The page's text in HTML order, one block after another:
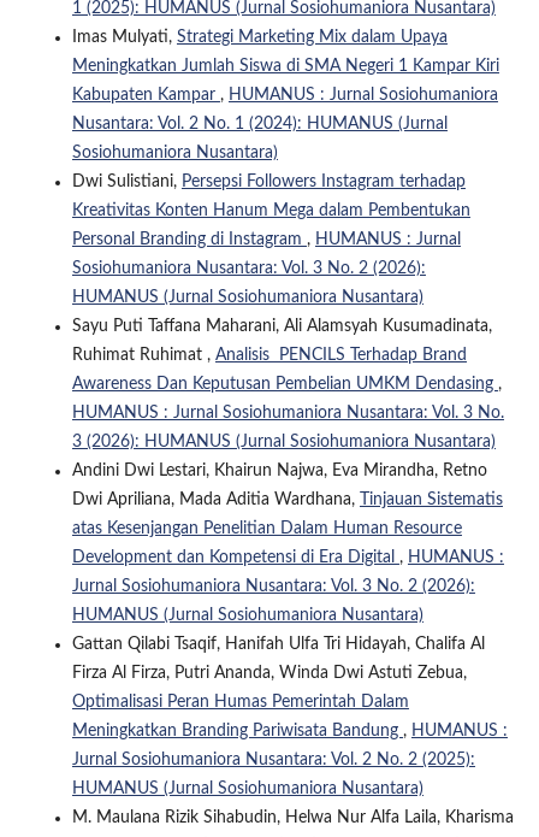
1 (2025): HUMANUS (Jurnal Sosiohumaniora Nusantara)
Imas Mulyati, Strategi Marketing Mix dalam Upaya
Meningkatkan Jumlah Siswa di SMA Negeri 1 Kampar Kiri
Kabupaten Kampar , HUMANUS : Jurnal Sosiohumaniora
Nusantara: Vol. 2 No. 1 (2024): HUMANUS (Jurnal
Sosiohumaniora Nusantara)
Dwi Sulistiani, Persepsi Followers Instagram terhadap
Kreativitas Konten Hanum Mega dalam Pembentukan
Personal Branding di Instagram , HUMANUS : Jurnal
Sosiohumaniora Nusantara: Vol. 3 No. 2 (2026):
HUMANUS (Jurnal Sosiohumaniora Nusantara)
Sayu Puti Taffana Maharani, Ali Alamsyah Kusumadinata,
Ruhimat Ruhimat , Analisis PENCILS Terhadap Brand
Awareness Dan Keputusan Pembelian UMKM Dendasing ,
HUMANUS : Jurnal Sosiohumaniora Nusantara: Vol. 3 No.
3 (2026): HUMANUS (Jurnal Sosiohumaniora Nusantara)
Andini Dwi Lestari, Khairun Najwa, Eva Mirandha, Retno
Dwi Apriliana, Mada Aditia Wardhana,
Tinjauan Sistematis
atas Kesenjangan Penelitian Dalam Human Resource
Development dan Kompetensi di Era Digital , HUMANUS :
Jurnal Sosiohumaniora Nusantara: Vol. 3 No. 2 (2026):
HUMANUS (Jurnal Sosiohumaniora Nusantara)
Gattan Qilabi Tsaqif, Hanifah Ulfa Tri Hidayah, Chalifa Al
Firza Al Firza, Putri Ananda, Winda Dwi Astuti Zebua,
Optimalisasi Peran Humas Pemerintah Dalam
Meningkatkan Branding Pariwisata Bandung , HUMANUS :
Jurnal Sosiohumaniora Nusantara: Vol. 2 No. 2 (2025):
HUMANUS (Jurnal Sosiohumaniora Nusantara)
M. Maulana Rizik Sihabudin, Helwa Nur Alfa Laila, Kharisma